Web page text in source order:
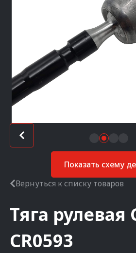
Показать схему
Вернуться к списку товаров
Тяга рулевая
CR0593